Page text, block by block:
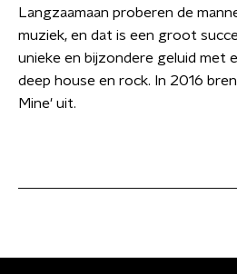
Langzaamaan proberen de
muziek, en dat is een groot
unieke en bijzondere geluid met
deep house en rock. In 2016
Mine' uit.